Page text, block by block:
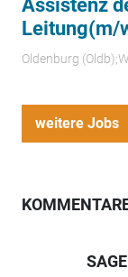
Assistenz
Leitung(m/
Oldenburg
weitere Jobs